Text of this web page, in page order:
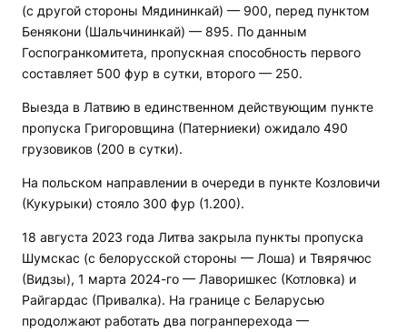
(с другой стороны Мядининкай) — 900, перед пунктом
Бенякони (Шальчининкай) — 895. По данным
Госпогранкомитета, пропускная способность первого
составляет 500 фур в сутки, второго — 250.
Выезда в Латвию в единственном действующим пункте
пропуска Григоровщина (Патерниеки) ожидало 490
грузовиков (200 в сутки).
На польском направлении в очереди в пункте Козловичи
(Кукурыки) стояло 300 фур (1.200).
18 августа 2023 года Литва закрыла пункты пропуска
Шумскас (с белорусской стороны — Лоша) и Твярячюс
(Видзы), 1 марта 2024-го — Лаворишкес (Котловка) и
Райгардас (Привалка). На границе с Беларусью
продолжают работать два погранперехода —